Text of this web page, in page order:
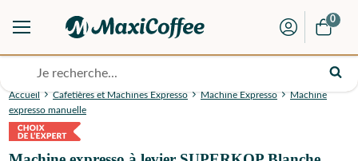
0
Accueil Cafetières et Machines Expresso Machine Expresso
Machine
expresso manuelle